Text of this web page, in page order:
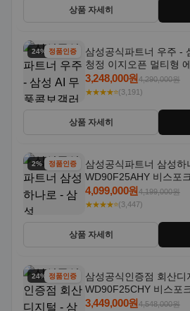
상품 자세히
24% 할인정품인증
삼성공식파트너 우주 -
청정 이지오픈 멀티형
AF80F17D22WRS 기본
3,248,000원4,290,000원
★★★★⭐(3,191)
상품 자세히
2% 할인정품인증
삼성공식파트너 삼성하
WD90F25AHY 비스포
18kg 자동문열림 1등급
4,099,000원4,199,000원
★★★★⭐(3,447)
상품 자세히
24% 할인정품인증
삼성공식인증점 회산디
WD90F25CHY 비스포
일체형 25kg+18kg 1등급
3,449,000원4,548,000원